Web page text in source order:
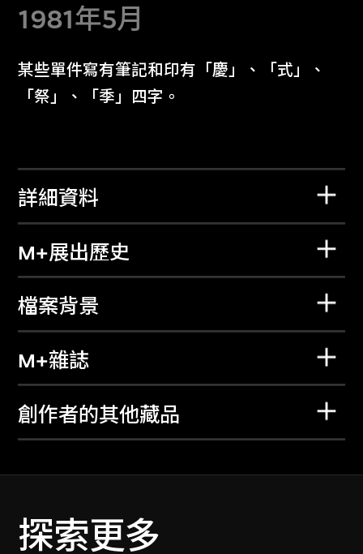
1981年5月
某些單件寫有筆記和印有「慶」、「式」、
「祭」、「季」四字。
詳細資料
M+展出歷史
檔案背景
M+雜誌
創作者的其他藏品
探索更多